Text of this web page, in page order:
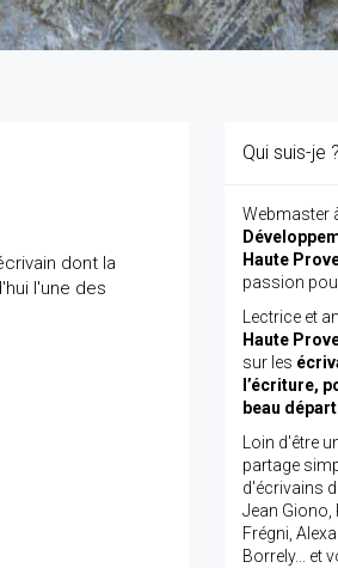
dont la
l'une des
Qui suis-je ?
Webmaster
Haute
passion
Lectrice et
Haute
sur les
l’écriture,
beau
Loin d'être
partage
d'écrivains
Jean Giono,
Frégni,
Borrely... et